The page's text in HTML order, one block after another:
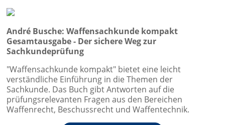
André Busche: Waffensachkunde kompakt
Gesamtausgabe - Der sichere Weg zur
Sachkundeprüfung
"Waffensachkunde kompakt" bietet eine leicht
verständliche Einführung in die Themen der
Sachkunde. Das Buch gibt Antworten auf die
prüfungsrelevanten Fragen aus den Bereichen
Waffenrecht, Beschussrecht und Waffentechnik.